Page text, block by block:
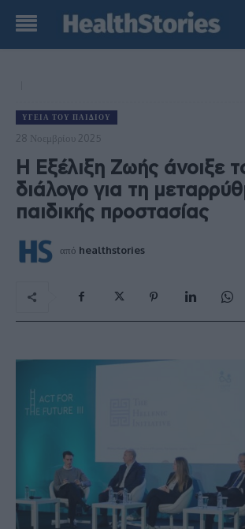
ΥΓΕΊΑ ΤΟΥ ΠΑΙΔΙΟΎ
28 Νοεμβρίου 2025
Η Εξέλιξη Ζωής άνοιξε
διάλογο για τη
παιδικής προστασίας
από healthstories